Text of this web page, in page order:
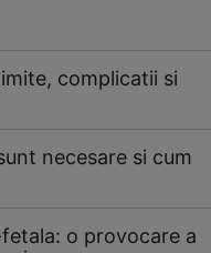
complicatii si
necesare si cum
o provocare a